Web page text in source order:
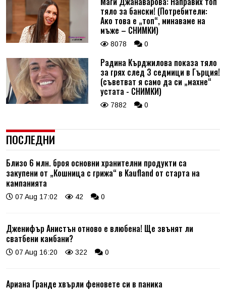
тяло за бански! (Потребители:
Ако това е „топ“, минаваме на
мъже – СНИМКИ)
8078 0
Радина Кърджилова показа тяло
за грях след 3 седмици в Гърция!
(съветват я само да си „махне“
устата - СНИМКИ)
7882 0
ПОСЛЕДНИ
Близо 6 млн. броя основни хранителни продукти са
закупени от „Кошница с грижа“ в Kaufland от старта на
кампанията
07 Aug 17:02 42 0
Дженифър Анистън отново е влюбена! Ще звънят ли
сватбени камбани?
07 Aug 16:20 322 0
Ариана Гранде хвърли феновете си в паника